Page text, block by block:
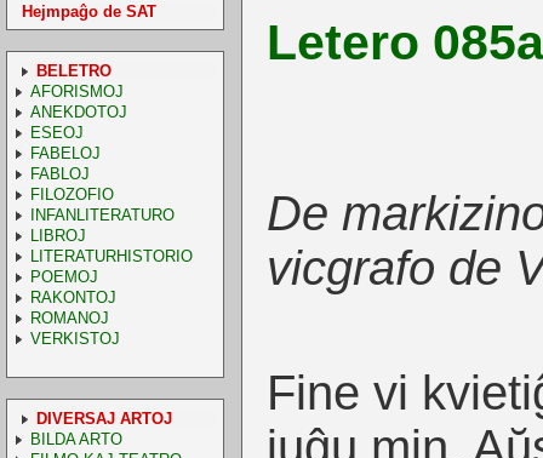
Hejmpaĝo de SAT
BELETRO
AFORISMOJ
ANEKDOTOJ
ESEOJ
FABELOJ
FABLOJ
FILOZOFIO
INFANLITERATURO
LIBROJ
LITERATURHISTORIO
POEMOJ
RAKONTOJ
ROMANOJ
VERKISTOJ
DIVERSAJ ARTOJ
BILDA ARTO
Letero 085a
De
vicgrafo de
Fine vi
juĝu min.